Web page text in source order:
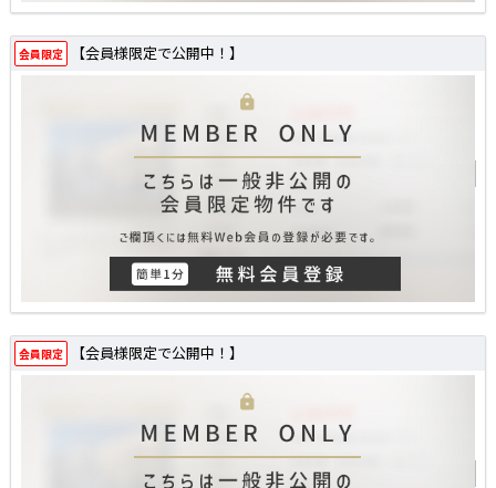
会員限定 【会員様限定で公開中！】
会員限定 【会員様限定で公開中！】